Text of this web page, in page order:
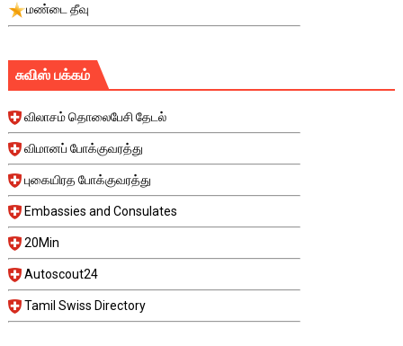
மண்டை தீவு
சுவிஸ் பக்கம்
விலாசம் தொலைபேசி தேடல்
விமானப் போக்குவரத்து
புகையிரத போக்குவரத்து
Embassies and Consulates
20Min
Autoscout24
Tamil Swiss Directory